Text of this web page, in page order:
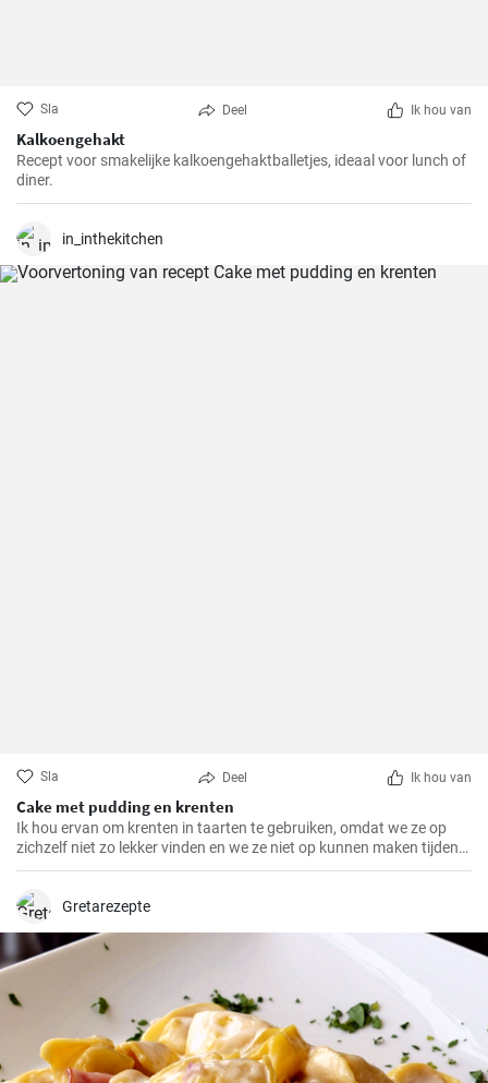
Sla Deel Ik hou van
Kalkoengehakt
Recept voor smakelijke kalkoengehaktballetjes, ideaal voor lunch of
diner.
in_inthekitchen
Sla Deel Ik hou van
Cake met pudding en krenten
Ik hou ervan om krenten in taarten te gebruiken, omdat we ze op
zichzelf niet zo lekker vinden en we ze niet op kunnen maken tijdens
het seizoen. Als je er veel hebt, probeer dan deze bakplaatcake met
bevat.
Gretarezepte